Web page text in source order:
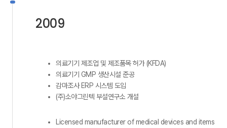
2009
의료기기 제조업 및 제조품목 허가 (KFDA)
의료기기 GMP 생산시설 준공
감마조사 ERP 시스템 도입
(주)소야그린텍 부설연구소 개설
Licensed manufacturer of medical devices and items